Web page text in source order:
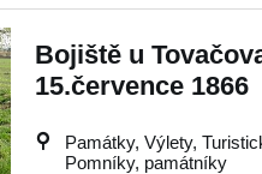
Bojiště u
15.července 1866
Památky, Výlety,
Pomníky, památníky